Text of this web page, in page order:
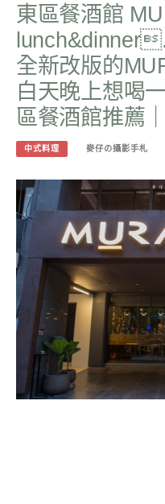
東區餐酒館
全新改版的
白天晚上想喝
區餐酒館推薦
中式料理 麥仔の攝影手札